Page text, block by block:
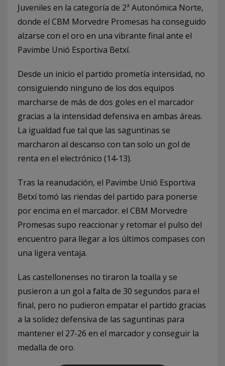
Juveniles en la categoría de 2ª Autonómica Norte,
donde el CBM Morvedre Promesas ha conseguido
alzarse con el oro en una vibrante final ante el
Pavimbe Unió Esportiva Betxí.
Desde un inicio el partido prometía intensidad, no
consiguiendo ninguno de los dos equipos
marcharse de más de dos goles en el marcador
gracias a la intensidad defensiva en ambas áreas.
La igualdad fue tal que las saguntinas se
marcharon al descanso con tan solo un gol de
renta en el electrónico (14-13).
Tras la reanudación, el Pavimbe Unió Esportiva
Betxí tomó las riendas del partido para ponerse
por encima en el marcador. el CBM Morvedre
Promesas supo reaccionar y retomar el pulso del
encuentro para llegar a los últimos compases con
una ligera ventaja.
Las castellonenses no tiraron la toalla y se
pusieron a un gol a falta de 30 segundos para el
final, pero no pudieron empatar el partido gracias
a la solidez defensiva de las saguntinas para
mantener el 27-26 en el marcador y conseguir la
medalla de oro.